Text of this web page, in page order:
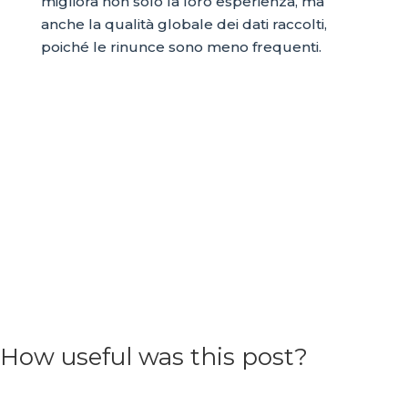
anche la qualità globale dei dati raccolti,
poiché le rinunce sono meno frequenti.
How useful was this post?